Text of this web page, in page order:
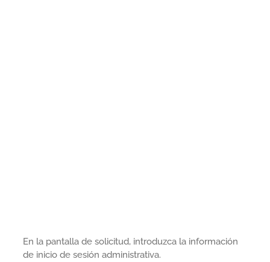
En la pantalla de solicitud, introduzca la información
de inicio de sesión administrativa.